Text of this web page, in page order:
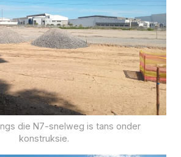
die N7-snelweg is tans onder
konstruksie.